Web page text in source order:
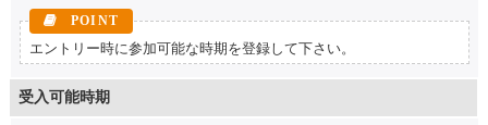
エントリー時に参加可能な時期を登録して下さい。
受入可能時期